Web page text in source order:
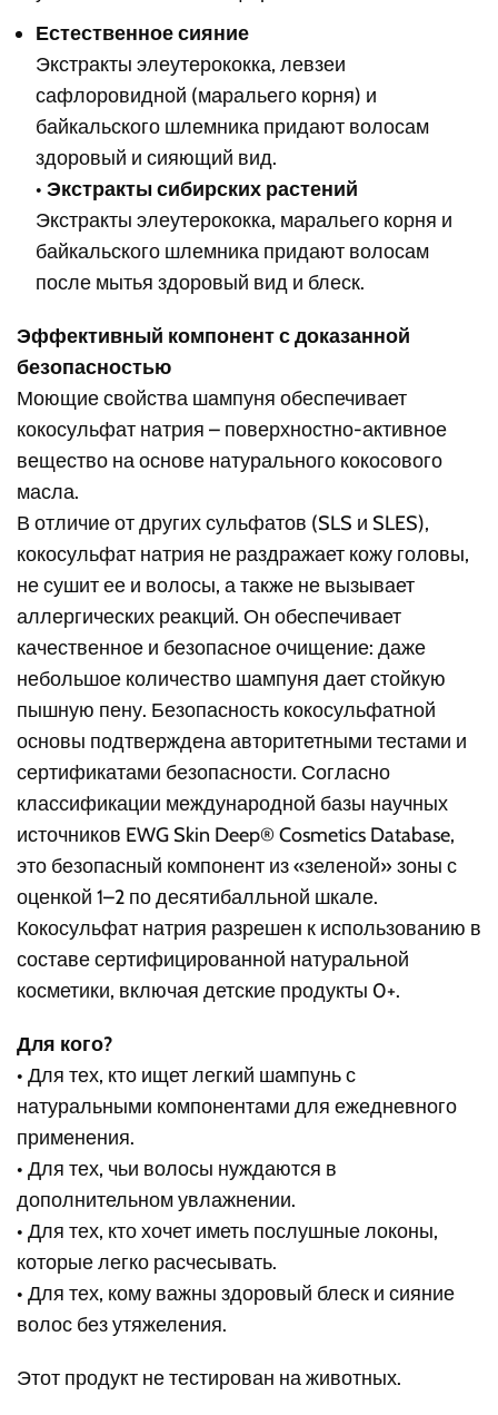
Естественное сияние
Экстракты элеутерококка, левзеи
сафлоровидной (маральего корня) и
байкальского шлемника придают волосам
здоровый и сияющий вид.
•Экстракты сибирских растений
Экстракты элеутерококка, маральего корня и
байкальского шлемника придают волосам
после мытья здоровый вид и блеск.
Эффективный компонент с доказанной
безопасностью
Моющие свойства шампуня обеспечивает
кокосульфат натрия – поверхностно-активное
вещество на основе натурального кокосового
масла.
В отличие от других сульфатов (SLS и SLES),
кокосульфат натрия не раздражает кожу головы,
не сушит ее и волосы, а также не вызывает
аллергических реакций. Он обеспечивает
качественное и безопасное очищение: даже
небольшое количество шампуня дает стойкую
пышную пену. Безопасность кокосульфатной
основы подтверждена авторитетными тестами и
сертификатами безопасности. Согласно
классификации международной базы научных
источников EWG Skin Deep® Cosmetics Database,
это безопасный компонент из «зеленой» зоны с
оценкой 1–2 по десятибалльной шкале.
Кокосульфат натрия разрешен к использованию в
составе сертифицированной натуральной
косметики, включая детские продукты 0+.
Для кого?
• Для тех, кто ищет легкий шампунь с
натуральными компонентами для ежедневного
применения.
• Для тех, чьи волосы нуждаются в
дополнительном увлажнении.
• Для тех, кто хочет иметь послушные локоны,
которые легко расчесывать.
• Для тех, кому важны здоровый блеск и сияние
волос без утяжеления.
Этот продукт не тестирован на животных.